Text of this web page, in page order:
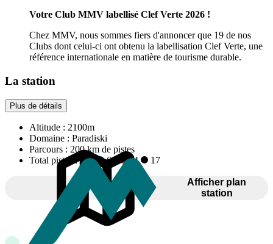
Votre Club MMV labellisé Clef Verte 2026 !
Chez MMV, nous sommes fiers d'annoncer que 19 de nos
Clubs dont celui-ci ont obtenu la labellisation Clef Verte, une
référence internationale en matière de tourisme durable.
La station
Plus de détails
Altitude : 2100m
Domaine : Paradiski
Parcours : 200 km de pistes
Total pistes :
3 64 44 17
Afficher plan
station